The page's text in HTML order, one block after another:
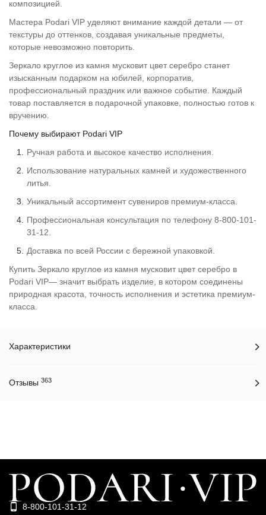
композицией.
Мастера Podari VIP уделяют внимание каждой детали — от
текстуры до оттенков, создавая уникальные предметы,
которые невозможно повторить.
Зеркало круглое из камня мусковит цвет серебро станет
изысканным подарком на юбилей, корпоратив,
профессиональный праздник или важное событие. Каждый
товар поставляется в подарочной упаковке, полностью готов к
вручению.
Почему выбирают Podari VIP
Ручная работа и высокое качество исполнения.
Использование натуральных камней и художественного
литья.
Уникальный ассортимент сувениров премиум-класса.
Профессиональная консультация по телефону 8-800-101-
31-12.
Доставка по всей России с бережной упаковкой.
Купить Зеркало круглое из камня мусковит цвет серебро в
Podari VIP— значит выбрать изделие, в котором соединены
природная красота, точность исполнения и эстетика премиум-
класса.
Характеристики
Отзывы 363
8-800-101-31-12